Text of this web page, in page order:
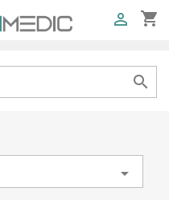
shopping_cart


